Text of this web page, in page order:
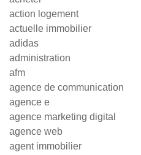
action logement
actuelle immobilier
adidas
administration
afm
agence de communication
agence e
agence marketing digital
agence web
agent immobilier